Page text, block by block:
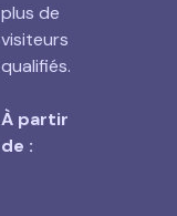
plus de
visiteurs
qualifiés.
À partir
de :